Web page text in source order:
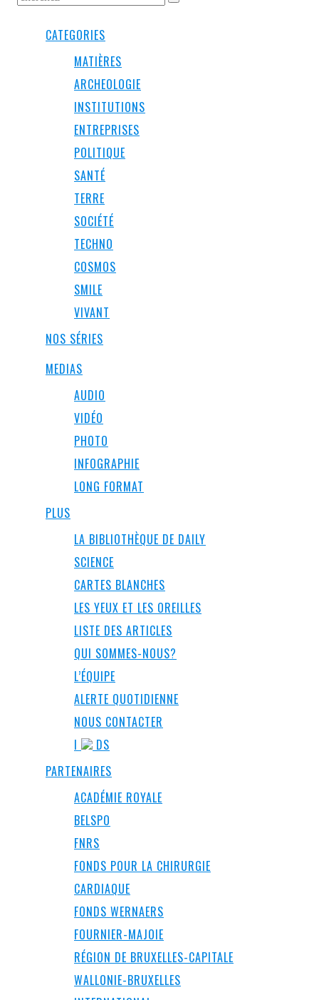
CATEGORIES
MATIÈRES
ARCHEOLOGIE
INSTITUTIONS
ENTREPRISES
POLITIQUE
SANTÉ
TERRE
SOCIÉTÉ
TECHNO
COSMOS
SMILE
VIVANT
NOS SÉRIES
MEDIAS
AUDIO
VIDÉO
PHOTO
INFOGRAPHIE
LONG FORMAT
PLUS
LA BIBLIOTHÈQUE DE DAILY
SCIENCE
CARTES BLANCHES
LES YEUX ET LES OREILLES
LISTE DES ARTICLES
QUI SOMMES-NOUS?
L’ÉQUIPE
ALERTE QUOTIDIENNE
NOUS CONTACTER
I
DS
PARTENAIRES
ACADÉMIE ROYALE
BELSPO
FNRS
FONDS POUR LA CHIRURGIE
CARDIAQUE
FONDS WERNAERS
FOURNIER-MAJOIE
RÉGION DE BRUXELLES-CAPITALE
WALLONIE-BRUXELLES